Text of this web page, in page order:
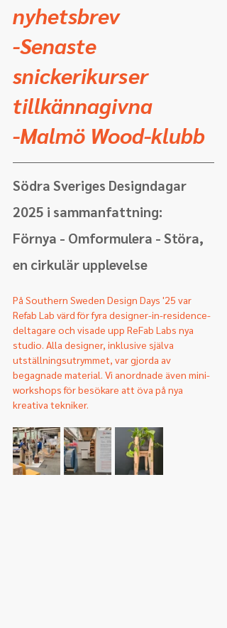
nyhetsbrev
-Senaste
snickerikurser
tillkännagivna
-Malmö Wood-klubb
Södra Sveriges Designdagar
2025 i sammanfattning:
Förnya - Omformulera - Störa,
en cirkulär upplevelse
På Southern Sweden Design Days '25 var
Refab Lab värd för fyra designer-in-residence-
deltagare och visade upp ReFab Labs nya
studio. Alla designer, inklusive själva
utställningsutrymmet, var gjorda av
begagnade material. Vi anordnade även mini-
workshops för besökare att öva på nya
kreativa tekniker.